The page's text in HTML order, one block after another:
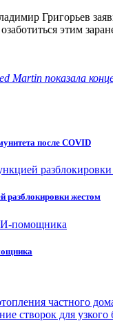
Григорьев
этим
Martin показала
после COVID
разблокировки жестом
частного
створок для узкого